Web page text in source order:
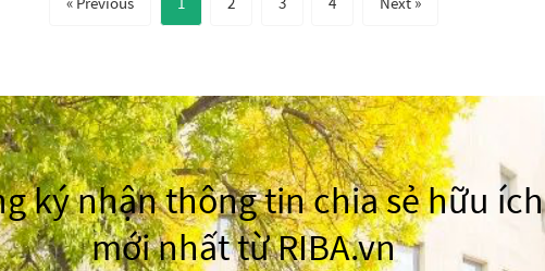
ký nhận thông tin chia sẻ hữu ích
mới nhất từ RIBA.vn